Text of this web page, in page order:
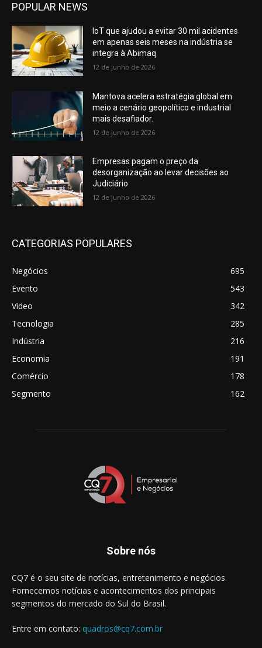
POPULAR NEWS
IoT que ajudou a evitar 30 mil acidentes
em apenas seis meses na indústria se
integra à Abimaq
12 de junho de 2026
Mantova acelera estratégia global em
meio a cenário geopolítico e industrial
mais desafiador.
12 de junho de 2026
Empresas pagam o preço da
desorganização ao levar decisões ao
Judiciário
12 de junho de 2026
CATEGORIAS POPULARES
Negócios
695
Evento
543
Video
342
Tecnologia
285
Indústria
216
Economia
191
Comércio
178
Segmento
162
Sobre nós
CQ7 é o seu site de notícias, entretenimento e negócios.
Fornecemos notícias e acontecimentos dos principais
segmentos do mercado do Sul do Brasil.
Entre em contato: quadros@cq7.com.br